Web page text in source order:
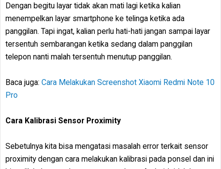
Dengan begitu layar tidak akan mati lagi ketika kalian
menempelkan layar smartphone ke telinga ketika ada
panggilan. Tapi ingat, kalian perlu hati-hati jangan sampai layar
tersentuh sembarangan ketika sedang dalam panggilan
telepon nanti malah tersentuh menutup panggilan.
Baca juga: Cara Melakukan Screenshot Xiaomi Redmi Note 10
Pro
Cara Kalibrasi Sensor Proximity
Sebetulnya kita bisa mengatasi masalah error terkait sensor
proximity dengan cara melakukan kalibrasi pada ponsel dan ini